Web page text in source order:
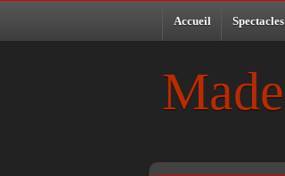
Accueil Spectacles